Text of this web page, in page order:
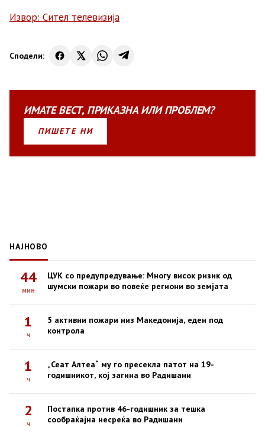
Извор: Сител телевизија
Сподели:
ИМАТЕВЕСТ, ПРИКАЗНАИЛИПРОБЛЕМ?
ПИШЕТЕ НИ
НАЈНОВО
44
мин
ЦУК со предупредување: Многу висок ризик од
шумски пожари во повеќе региони во земјата
1
ч
5 активни пожари низ Македонија, еден под
контрола
1
ч
„Сеат Алтеа“ му го пресекла патот на 19-
годишникот, кој загина во Радишани
2
ч
Постапка против 46-годишник за тешка
сообраќајна несреќа во Радишани